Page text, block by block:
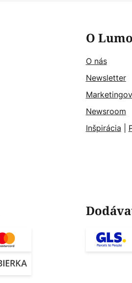
O
O nás
Newsletter
Newsroom
Inšpirácia